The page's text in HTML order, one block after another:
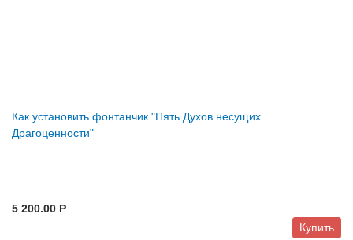
Как установить фонтанчик "Пять Духов несущих
Драгоценности"
5 200.00 P
Купить